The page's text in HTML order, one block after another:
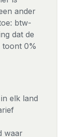
ander
btw-
dat de
toont 0%
elk land
waar